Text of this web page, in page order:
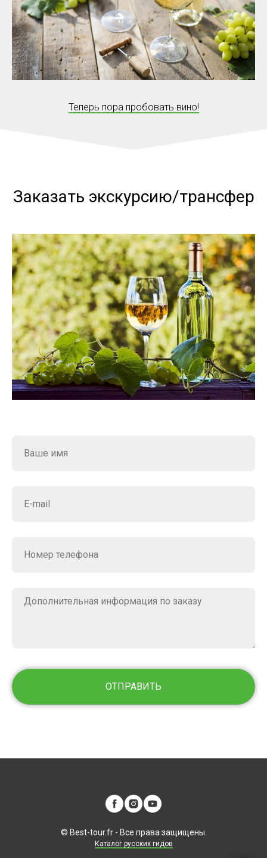
Теперь пора пробовать вино!
Заказать экскурсию/трансфер
ОТПРАВИТЬ
© Best-tour.fr - Все права защищены
Каталог русских гидов